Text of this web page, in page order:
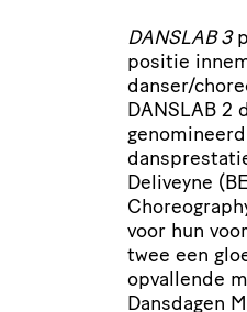
DANSLAB 3
positie
danser/
DANSLAB 2
Deliveyne
voor hun
twee een
opvallende
Dansdagen